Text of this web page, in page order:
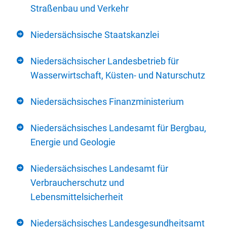
Straßenbau und Verkehr
Niedersächsische Staatskanzlei
Niedersächsischer Landesbetrieb für
Wasserwirtschaft, Küsten- und Naturschutz
Niedersächsisches Finanzministerium
Niedersächsisches Landesamt für Bergbau,
Energie und Geologie
Niedersächsisches Landesamt für
Verbraucherschutz und
Lebensmittelsicherheit
Niedersächsisches Landesgesundheitsamt